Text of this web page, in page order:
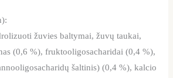
žuvies baltymai, žuvų taukai,
(0,6 %), fruktooligosacharidai (0,4 %),
šaltinis) (0,4 %), kalcio